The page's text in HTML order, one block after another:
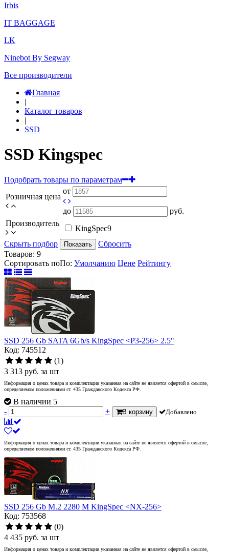
Irbis
IT BAGGAGE
LK
Ninebot By Segway
Все производители
Главная
|
Каталог товаров
|
SSD
SSD Kingspec
Подобрать товары по параметрам
Розничная цена
от
до
руб.
Производитель
KingSpec9
Скрыть подбор
Показать
Сбросить
Товаров: 9
Сортировать поПо: Умолчанию Цене Рейтингу
SSD 256 Gb SATA 6Gb/s KingSpec <P3-256> 2.5"
Код: 745512
(1)
3 313 руб. за шт
Информация о ценах товара и комплектации указанная на сайте не является офертой в смысле,
определяемом положениями ст. 435 Гражданского Кодекса РФ.
В наличии 5
-
+ В корзину Добавлено
Информация о ценах товара и комплектации указанная на сайте не является офертой в смысле,
определяемом положениями ст. 435 Гражданского Кодекса РФ.
SSD 256 Gb M.2 2280 M KingSpec <NX-256>
Код: 753568
(0)
4 435 руб. за шт
Информация о ценах товара и комплектации указанная на сайте не является офертой в смысле,